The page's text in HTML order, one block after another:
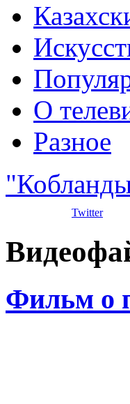
О
Разное
Twitter
Фильм о